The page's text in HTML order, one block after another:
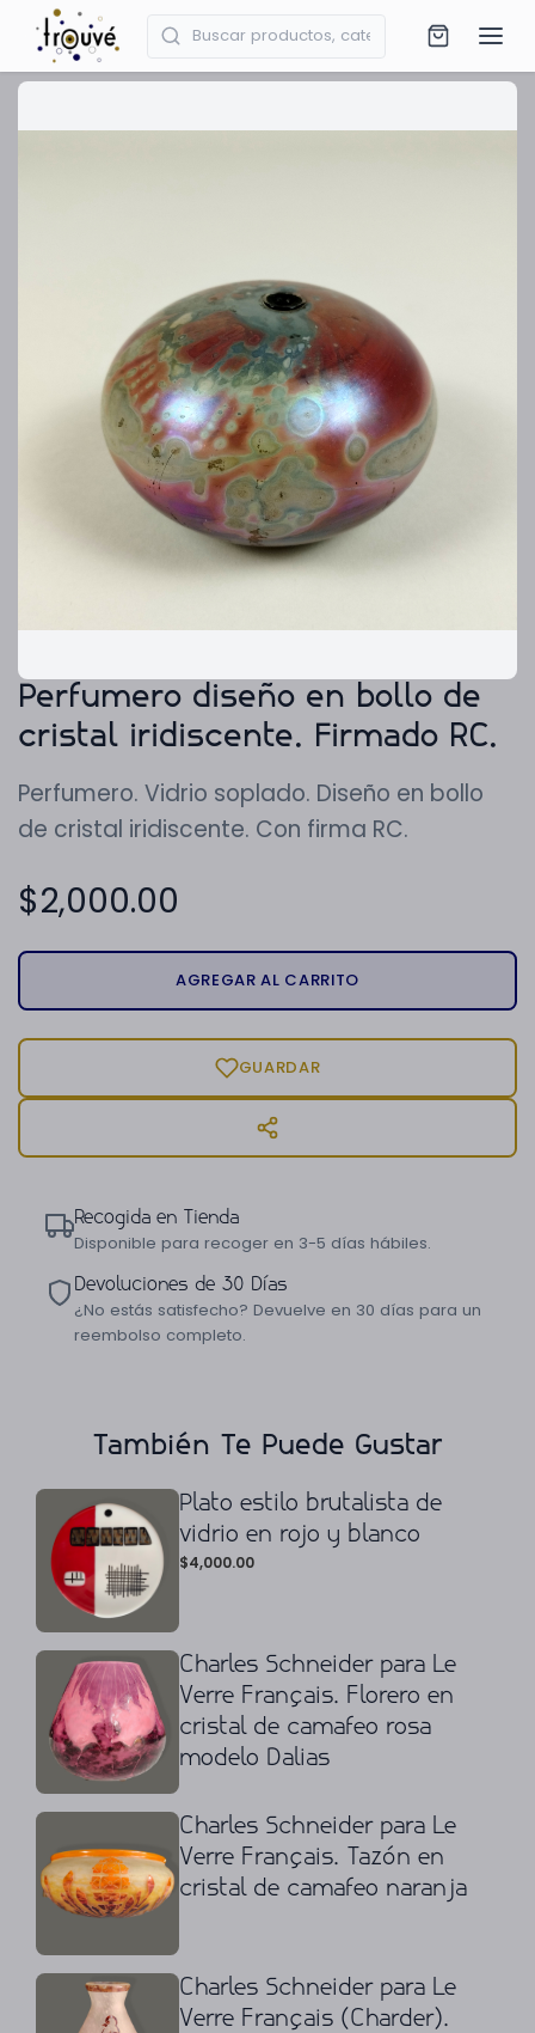
Perfumero diseño en bollo de
cristal iridiscente. Firmado RC.
Perfumero. Vidrio soplado. Diseño en bollo
de cristal iridiscente. Con firma RC.
$2,000.00
AGREGAR AL CARRITO
GUARDAR
Recogida en Tienda
Disponible para recoger en 3-5 días hábiles.
Devoluciones de 30 Días
¿No estás satisfecho? Devuelve en 30 días para un
reembolso completo.
También Te Puede Gustar
Plato estilo brutalista de
vidrio en rojo y blanco
$4,000.00
Charles Schneider para Le
Verre Français. Florero en
cristal de camafeo rosa
modelo Dalias
Charles Schneider para Le
Verre Français. Tazón en
cristal de camafeo naranja
Charles Schneider para Le
Verre Français (Charder).